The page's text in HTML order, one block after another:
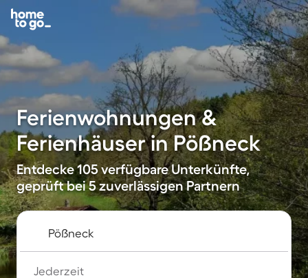
Ferienwohnungen &
Ferienhäuser in Pößneck
Entdecke 105 verfügbare Unterkünfte,
geprüft bei 5 zuverlässigen Partnern
Jederzeit